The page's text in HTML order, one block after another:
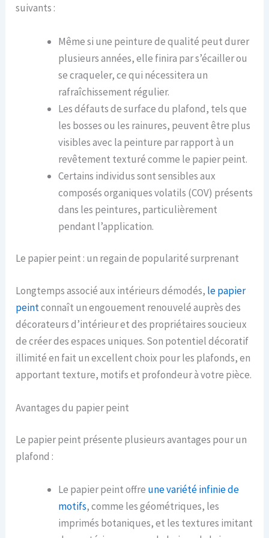
suivants :
Même si une peinture de qualité peut durer
plusieurs années, elle finira par s’écailler ou
se craqueler, ce qui nécessitera un
rafraîchissement régulier.
Les défauts de surface du plafond, tels que
les bosses ou les rainures, peuvent être plus
visibles avec la peinture par rapport à un
revêtement texturé comme le papier peint.
Certains individus sont sensibles aux
composés organiques volatils (COV) présents
dans les peintures, particulièrement
pendant l’application.
Le papier peint : un regain de popularité surprenant
Longtemps associé aux intérieurs démodés, le papier
peintconnaît un engouement renouvelé auprès des
décorateurs d’intérieur et des propriétaires soucieux
de créer des espaces uniques. Son potentiel décoratif
illimité en fait un excellent choix pour les plafonds, en
apportant texture, motifs et profondeur à votre pièce.
Avantages du papier peint
Le papier peint présente plusieurs avantages pour un
plafond :
Le papier peint offre une variété infinie de
motifs, comme les géométriques, les
imprimés botaniques, et les textures imitant